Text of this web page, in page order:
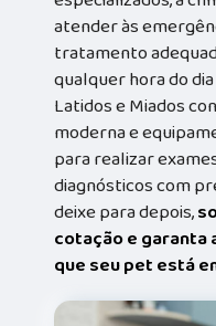
atender às
tratamento
qualquer hora do
Latidos e Miados
moderna e
para realizar
diagnósticos com
deixe para depois,
cotação e garanta
que seu pet está